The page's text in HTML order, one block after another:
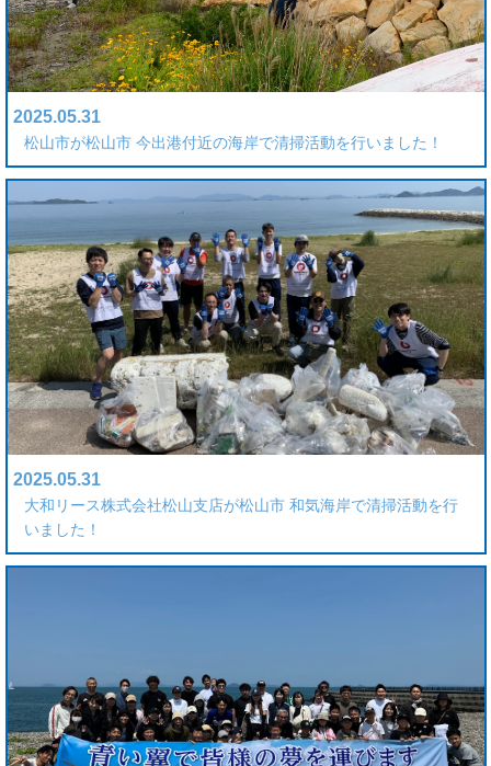
2025.05.31
松山市が松山市 今出港付近の海岸で清掃活動を行いました！
2025.05.31
大和リース株式会社松山支店が松山市 和気海岸で清掃活動を行
いました！